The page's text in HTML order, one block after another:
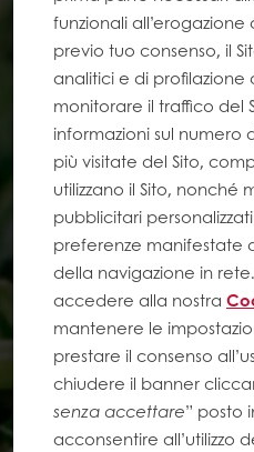
funzionali all’erogazione
previo tuo consenso, il
analitici e di profilazione
monitorare il traffico del
informazioni sul numero
più visitate del Sito,
utilizzano il Sito, nonché
pubblicitari
preferenze manifestate
della navigazione in rete.
accedere alla nostra
mantenere le
prestare il consenso
chiudere il banner
senza accettare” posto
acconsentire all’utilizzo